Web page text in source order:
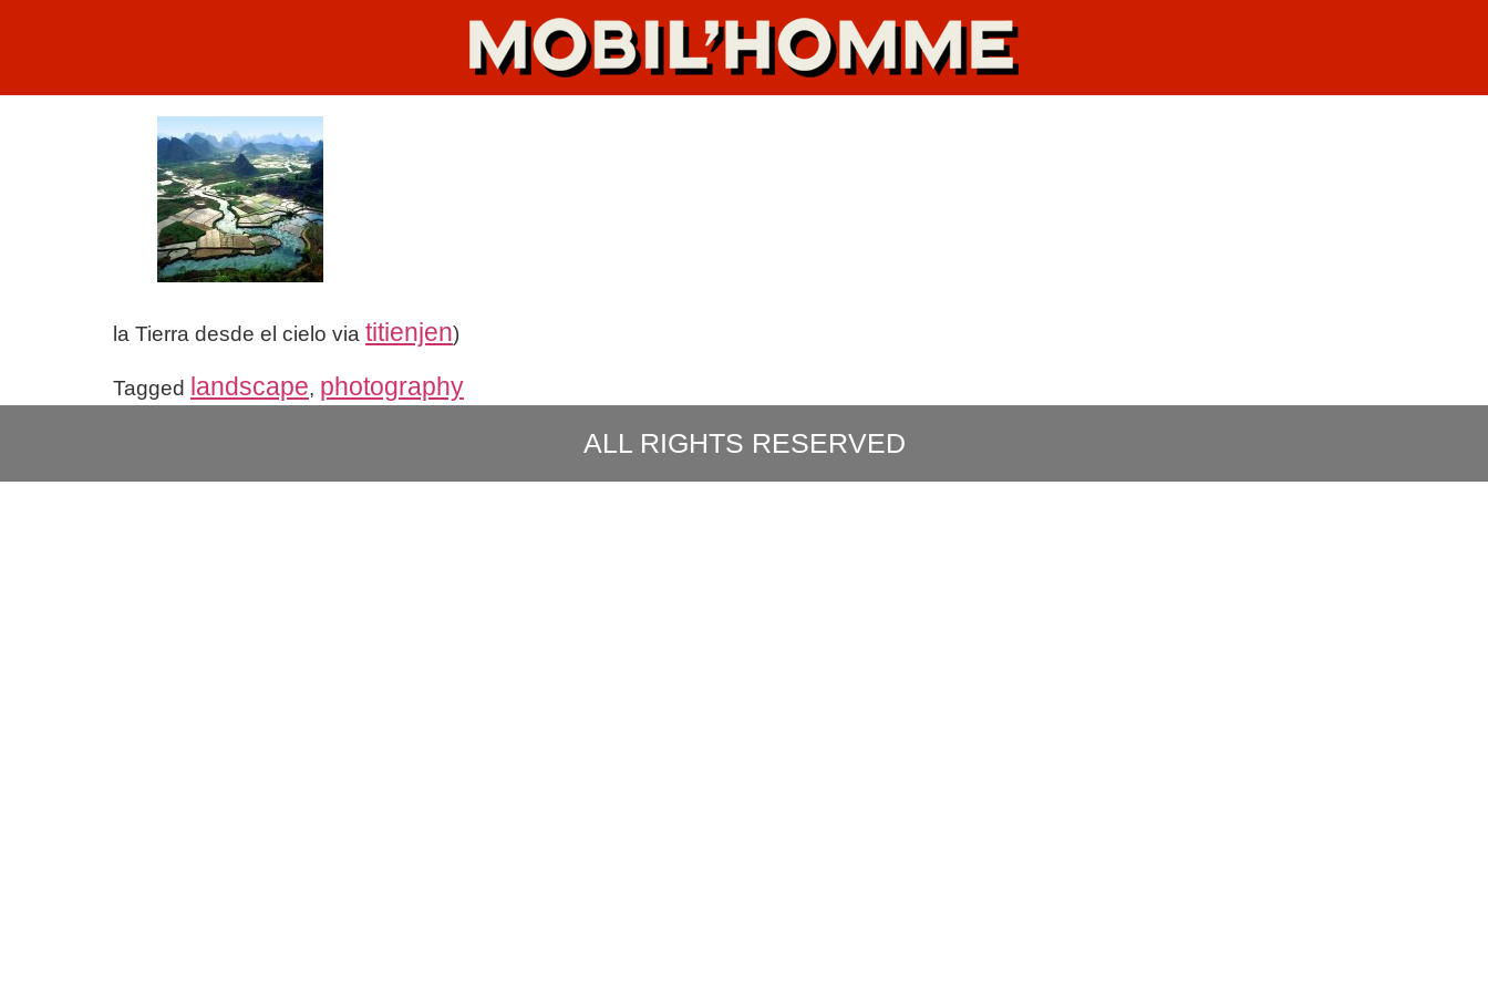
la Tierra desde el cielo via titienjen)
Tagged landscape, photography
ALL RIGHTS RESERVED